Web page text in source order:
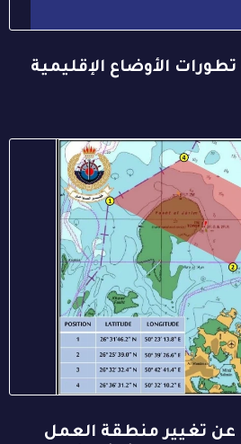
الأوضاع الإقليمية
عن تغيير منطقة العمل